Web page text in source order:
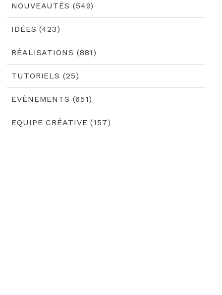
NOUVEAUTÉS (549)
IDÉES (423)
RÉALISATIONS (881)
TUTORIELS (25)
EVÈNEMENTS (651)
EQUIPE CRÉATIVE (157)